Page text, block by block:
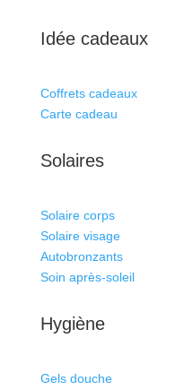
Idée cadeaux
Coffrets cadeaux
Carte cadeau
Solaires
Solaire corps
Solaire visage
Autobronzants
Soin après-soleil
Hygiène
Gels douche